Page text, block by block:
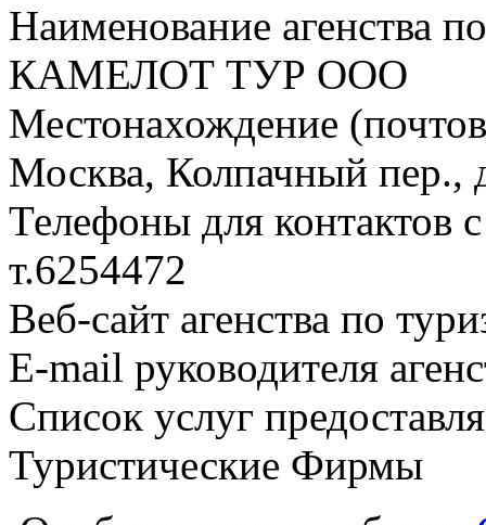
Наименование агенства
КАМЕЛОТ ТУР ООО
Местонахождение
Москва, Колпачный пер.,
Телефоны для контактов
т.6254472
Веб-сайт агенства по
E-mail руководителя
Список услуг
Туристические Фирмы